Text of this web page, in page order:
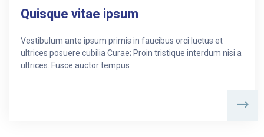
Quisque vitae ipsum
Vestibulum ante ipsum primis in faucibus orci luctus et
ultrices posuere cubilia Curae; Proin tristique interdum nisi a
ultrices. Fusce auctor tempus